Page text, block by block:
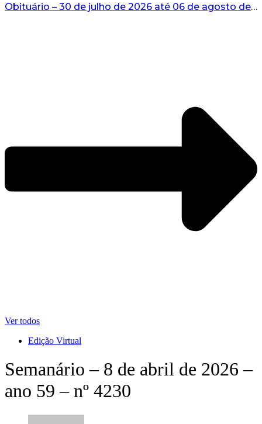
Obituário – 30 de julho de 2026 até 06 de agosto de 2026...
Ver todos
Edição Virtual
Semanário – 8 de abril de 2026 –
ano 59 – nº 4230